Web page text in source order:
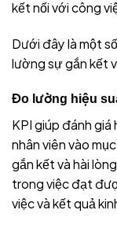
kết nối với công
Dưới đây là một
lường sự gắn kết
Đo lường hiệu
KPI giúp đánh giá
nhân viên vào
gắn kết và hài
trong việc đạt
việc và kết quả